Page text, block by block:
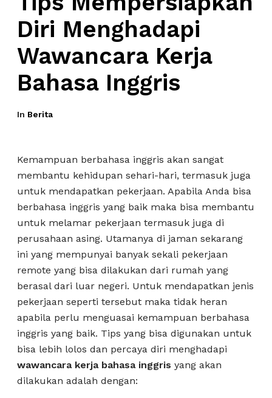
Diri Menghadapi
Wawancara Kerja
Bahasa Inggris
In Berita
Kemampuan berbahasa inggris akan sangat
membantu kehidupan sehari-hari, termasuk juga
untuk mendapatkan pekerjaan. Apabila Anda bisa
berbahasa inggris yang baik maka bisa membantu
untuk melamar pekerjaan termasuk juga di
perusahaan asing. Utamanya di jaman sekarang
ini yang mempunyai banyak sekali pekerjaan
remote yang bisa dilakukan dari rumah yang
berasal dari luar negeri. Untuk mendapatkan jenis
pekerjaan seperti tersebut maka tidak heran
apabila perlu menguasai kemampuan berbahasa
inggris yang baik. Tips yang bisa digunakan untuk
bisa lebih lolos dan percaya diri menghadapi
wawancara kerja bahasa inggris yang akan
dilakukan adalah dengan: